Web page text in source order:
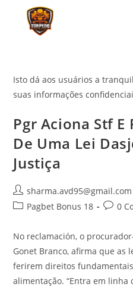
Isto dá aos usuários a
suas informações
Pgr Aciona Stf E
De Uma Lei
Justiça
sharma.avd95@gmail.com
Pagbet Bonus 18
0
No reclamación, o
Gonet Branco, afirma que as
ferirem direitos
alimentação. “Entra em linha